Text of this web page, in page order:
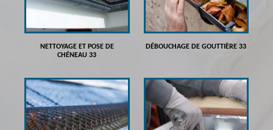
NETTOYAGE ET POSE DE
CHÉNEAU 33
DÉBOUCHAGE DE GOUTTIÈRE 33